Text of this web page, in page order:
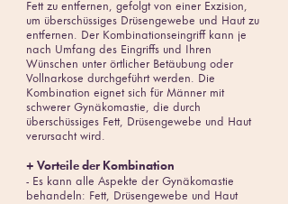
Fett zu entfernen, gefolgt von einer Exzision,
um überschüssiges Drüsengewebe und Haut zu
entfernen. Der Kombinationseingriff kann je
nach Umfang des Eingriffs und Ihren
Wünschen unter örtlicher Betäubung oder
Vollnarkose durchgeführt werden. Die
Kombination eignet sich für Männer mit
schwerer Gynäkomastie, die durch
überschüssiges Fett, Drüsengewebe und Haut
verursacht wird.
+ Vorteile der Kombination
- Es kann alle Aspekte der Gynäkomastie
behandeln: Fett, Drüsengewebe und Haut